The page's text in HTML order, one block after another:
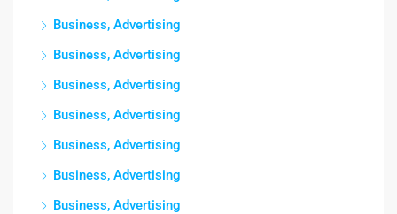
Business, Advertising
Business, Advertising
Business, Advertising
Business, Advertising
Business, Advertising
Business, Advertising
Business, Advertising